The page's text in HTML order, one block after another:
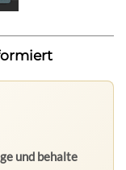
und behalte